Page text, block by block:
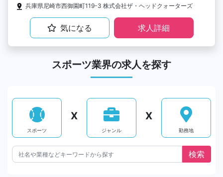
兵庫県尼崎市西御園町119-3 株式会社ザ・ヘッドクォーターズ
気になる 求人詳細
スポーツ業界の求人を探す
スポーツ
X
ジャンル
X
勤務地